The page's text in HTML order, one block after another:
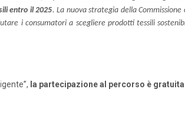
entro il 2025. La nuova strategia della Commissione
i consumatori a scegliere prodotti tessili
la partecipazione al percorso è gratuita